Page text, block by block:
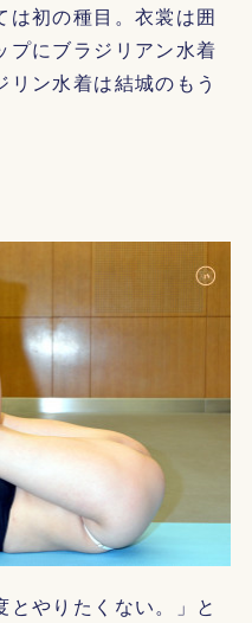
は初の種目。衣裳は囲
プにブラジリアン水着
ン水着は結城のもう
やりたくない。」と